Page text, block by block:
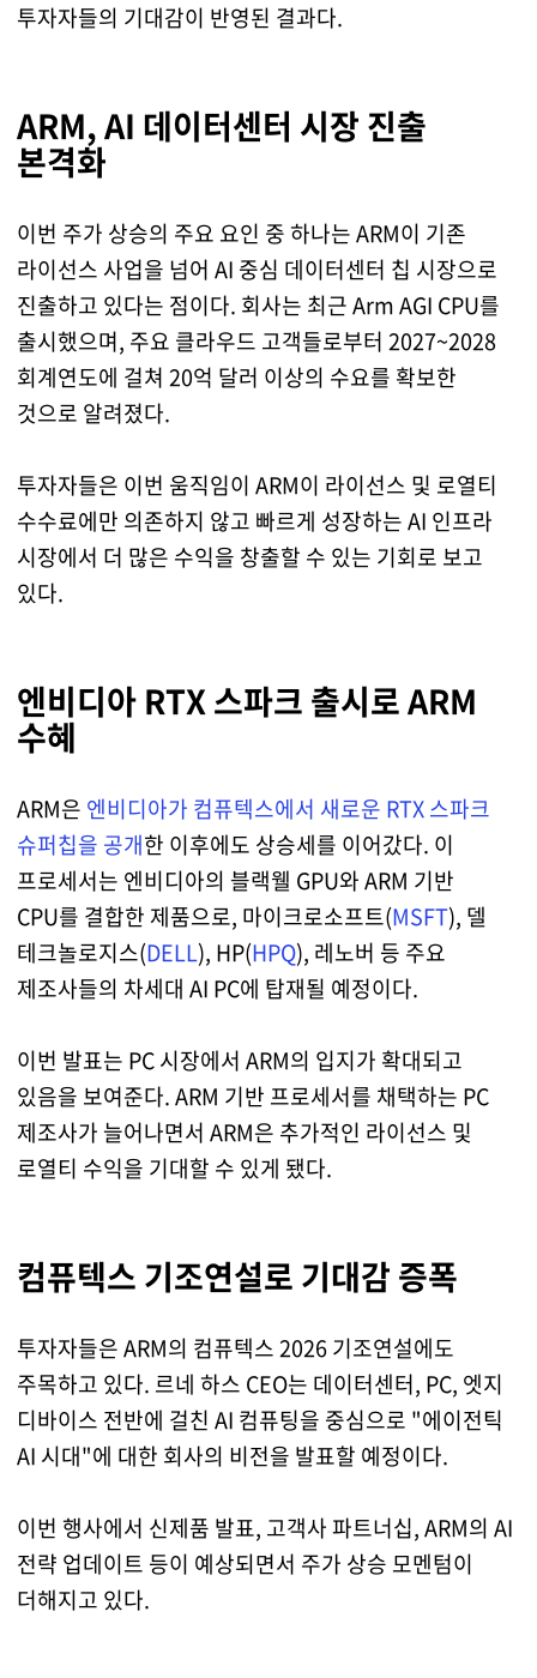
투자자들의 기대감이 반영된 결과다.
ARM, AI 데이터센터 시장 진출
본격화
이번 주가 상승의 주요 요인 중 하나는 ARM이 기존
라이선스 사업을 넘어 AI 중심 데이터센터 칩 시장으로
진출하고 있다는 점이다. 회사는 최근 Arm AGI CPU를
출시했으며, 주요 클라우드 고객들로부터 2027~2028
회계연도에 걸쳐 20억 달러 이상의 수요를 확보한
것으로 알려졌다.
투자자들은 이번 움직임이 ARM이 라이선스 및 로열티
수수료에만 의존하지 않고 빠르게 성장하는 AI 인프라
시장에서 더 많은 수익을 창출할 수 있는 기회로 보고
있다.
엔비디아 RTX 스파크 출시로 ARM
수혜
ARM은 엔비디아가 컴퓨텍스에서 새로운 RTX 스파크
슈퍼칩을 공개한 이후에도 상승세를 이어갔다. 이
프로세서는 엔비디아의 블랙웰 GPU와 ARM 기반
CPU를 결합한 제품으로, 마이크로소프트(MSFT), 델
테크놀로지스(DELL), HP(HPQ), 레노버 등 주요
제조사들의 차세대 AI PC에 탑재될 예정이다.
이번 발표는 PC 시장에서 ARM의 입지가 확대되고
있음을 보여준다. ARM 기반 프로세서를 채택하는 PC
제조사가 늘어나면서 ARM은 추가적인 라이선스 및
로열티 수익을 기대할 수 있게 됐다.
컴퓨텍스 기조연설로 기대감 증폭
투자자들은 ARM의 컴퓨텍스 2026 기조연설에도
주목하고 있다. 르네 하스 CEO는 데이터센터, PC, 엣지
디바이스 전반에 걸친 AI 컴퓨팅을 중심으로 "에이전틱
AI 시대"에 대한 회사의 비전을 발표할 예정이다.
이번 행사에서 신제품 발표, 고객사 파트너십, ARM의 AI
전략 업데이트 등이 예상되면서 주가 상승 모멘텀이
더해지고 있다.